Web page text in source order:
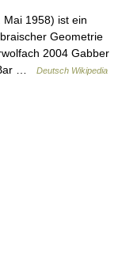
Geometrie
2004 Gabber
…
Deutsch Wikipedia